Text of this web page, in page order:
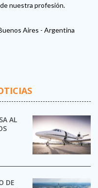
nuestra profesión.
Aires - Argentina
AL
DE